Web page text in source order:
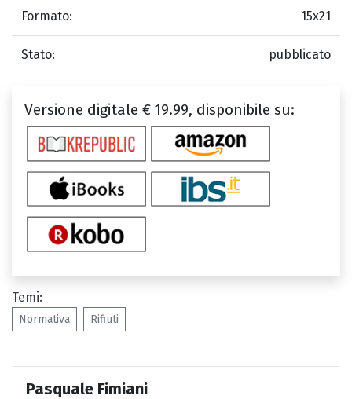
Formato: 15x21
Stato: pubblicato
Versione digitale € 19.99, disponibile su:
Temi:
Normativa Rifiuti
Pasquale Fimiani